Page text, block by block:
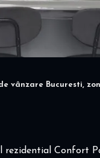
vânzare Bucuresti,
rezidential Confort